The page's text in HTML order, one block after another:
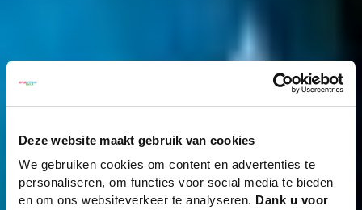
Deze website maakt gebruik van cookies
We gebruiken cookies om content en advertenties te
personaliseren, om functies voor social media te bieden
en om ons websiteverkeer te analyseren. Dank u voor